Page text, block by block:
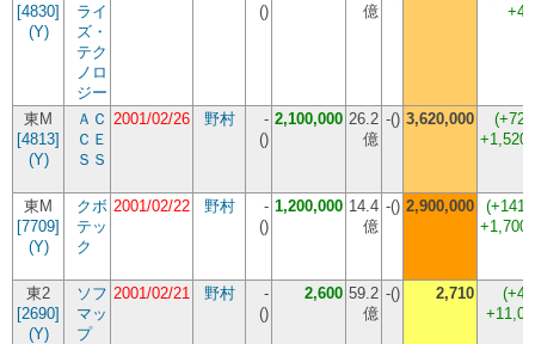
[4830]
(Y)
ライ
ズ・
テク
ノロ
ジー
()
億
東M
[4813]
(Y)
ＡＣ
ＣＥ
ＳＳ
2001/02/26 野村
-
()
2,100,000 26.2
億
-() 3,620,000
東M
[7709]
(Y)
クボ
テッ
ク
2001/02/22 野村
-
()
1,200,000 14.4
億
-() 2,900,000
東2
[2690]
(Y)
ソフ
マッ
プ
2001/02/21 野村
-
()
2,600 59.2
億
-() 2,710